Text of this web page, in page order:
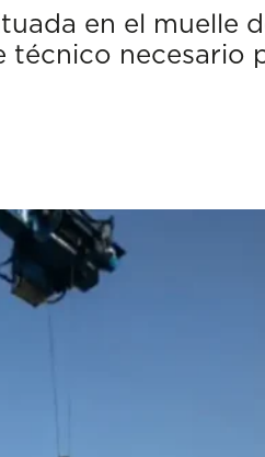
en el muelle
necesario